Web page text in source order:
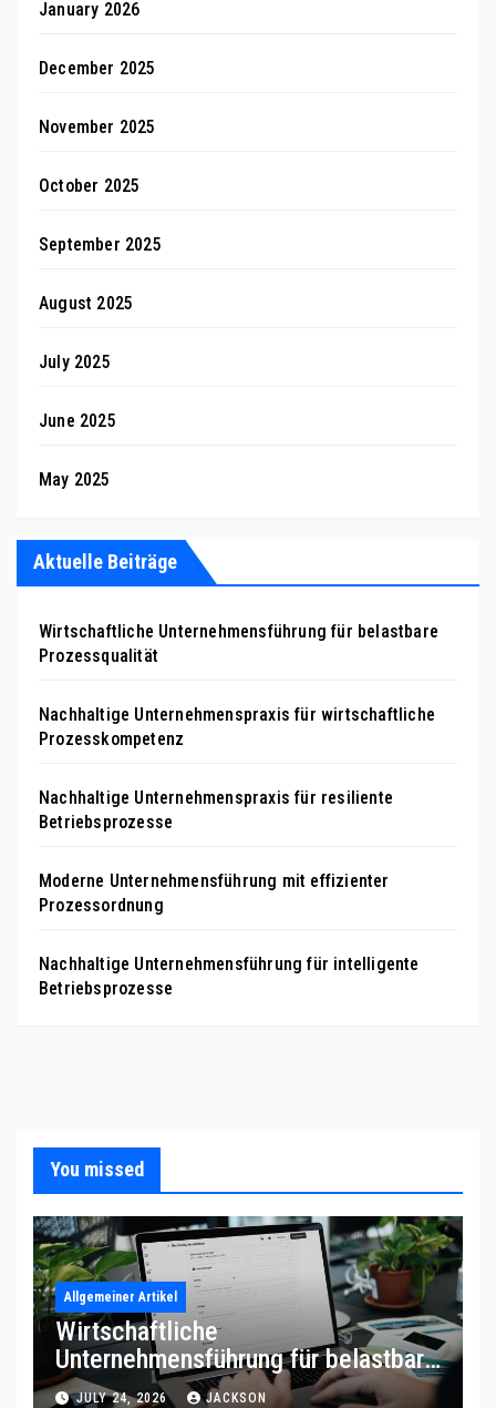
January 2026
December 2025
November 2025
October 2025
September 2025
August 2025
July 2025
June 2025
May 2025
Aktuelle Beiträge
Wirtschaftliche Unternehmensführung für belastbare
Prozessqualität
Nachhaltige Unternehmenspraxis für wirtschaftliche
Prozesskompetenz
Nachhaltige Unternehmenspraxis für resiliente
Betriebsprozesse
Moderne Unternehmensführung mit effizienter
Prozessordnung
Nachhaltige Unternehmensführung für intelligente
Betriebsprozesse
You missed
Allgemeiner Artikel
Wirtschaftliche
Unternehmensführung für belastbare
Prozessqualität
JULY 24, 2026 JACKSON